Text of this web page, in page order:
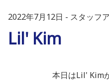
2022年7月12日 スタッフ
Lil' Kim
本日はLil' Kim